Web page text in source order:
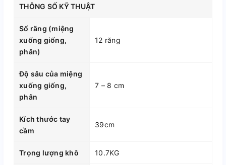
THÔNG SỐ KỸ THUẬT
Số răng (miệng
xuống giống,
phân)
12 răng
Độ sâu của miệng
xuống giống,
phân
7 – 8 cm
Kích thước tay
cầm
39cm
Trọng lượng khô 10.7KG